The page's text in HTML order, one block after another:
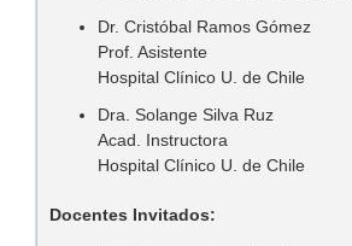
Dr. Cristóbal Ramos Gómez
Prof. Asistente
Hospital Clínico U. de Chile
Dra. Solange Silva Ruz
Acad. Instructora
Hospital Clínico U. de Chile
Docentes Invitados: